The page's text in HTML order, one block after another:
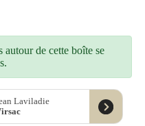
de cette boîte se
Laviladie